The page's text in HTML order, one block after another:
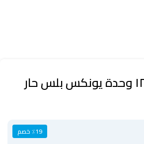
مكيف سبليت ١٢ وحدة يونكس بلس حار
٪19 خصم